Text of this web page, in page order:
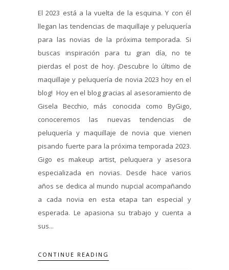
El 2023 está a la vuelta de la esquina. Y con él
llegan las tendencias de maquillaje y peluquería
para las novias de la próxima temporada. Si
buscas inspiración para tu gran día, no te
pierdas el post de hoy. ¡Descubre lo último de
maquillaje y peluquería de novia 2023 hoy en el
blog! Hoy en el blog gracias al asesoramiento de
Gisela Becchio, más conocida como ByGigo,
conoceremos las nuevas tendencias de
peluquería y maquillaje de novia que vienen
pisando fuerte para la próxima temporada 2023.
Gigo es makeup artist, peluquera y asesora
especializada en novias. Desde hace varios
años se dedica al mundo nupcial acompañando
a cada novia en esta etapa tan especial y
esperada. Le apasiona su trabajo y cuenta a
sus...
CONTINUE READING